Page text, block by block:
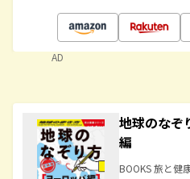
AD
地球のな
編
BOOKS 旅と健